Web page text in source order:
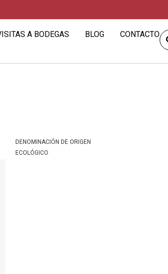
A BODEGAS BLOG CONTACTO
DENOMINACIÓN DE ORIGEN
ECOLÓGICO